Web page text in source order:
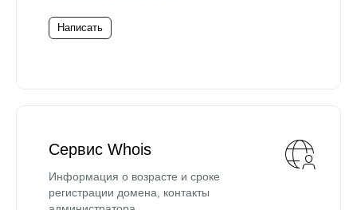
Написать
Сервис Whois
Информация о возрасте и сроке
регистрации домена, контакты